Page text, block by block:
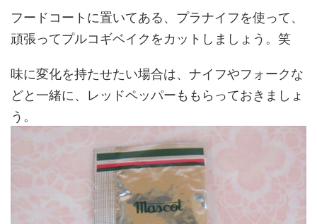
フードコートに置いてある、プラナイフを使って、
頑張ってプルコギベイクをカットしましょう。笑
味に変化を持たせたい場合は、ナイフやフォークな
どと一緒に、レッドペッパーももらっておきましょ
う。